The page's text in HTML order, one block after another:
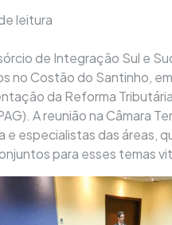
leitura
de Integração Sul e
no Costão do Santinho,
da Reforma
A reunião na Câmara
e especialistas das áreas,
para esses temas